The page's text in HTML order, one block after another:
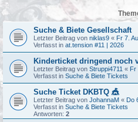
Suche & Biete Gesellschaft
Letzter Beitrag von niklas9 « Fr 7.
Verfasst in at.tension #11 | 2026
Kinderticket dringend noch
Letzter Beitrag von Struppi4711 « Fr
Verfasst in Suche & Biete Tickets
Suche Ticket DKBTQ 🎪
Letzter Beitrag von JohannaM « Do
Verfasst in Suche & Biete Tickets
Antworten: 2